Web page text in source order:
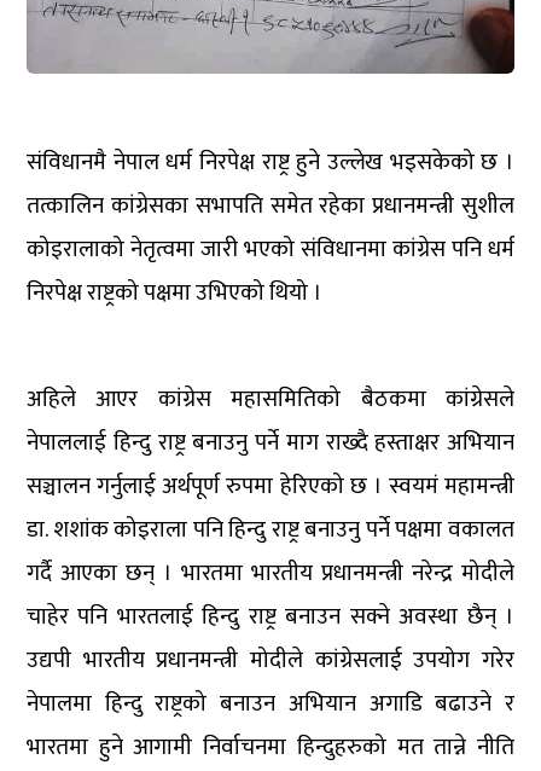
संविधानमै नेपाल धर्म निरपेक्ष राष्ट्र हुने उल्लेख भइसकेको छ ।
तत्कालिन कांग्रेसका सभापति समेत रहेका प्रधानमन्त्री सुशील
कोइरालाको नेतृत्वमा जारी भएको संविधानमा कांग्रेस पनि धर्म
निरपेक्ष राष्ट्रको पक्षमा उभिएको थियो ।
अहिले आएर कांग्रेस महासमितिको बैठकमा कांग्रेसले
नेपाललाई हिन्दु राष्ट्र बनाउनु पर्ने माग राख्दै हस्ताक्षर अभियान
सञ्चालन गर्नुलाई अर्थपूर्ण रुपमा हेरिएको छ । स्वयमं महामन्त्री
डा. शशांक कोइराला पनि हिन्दु राष्ट्र बनाउनु पर्ने पक्षमा वकालत
गर्दै आएका छन् । भारतमा भारतीय प्रधानमन्त्री नरेन्द्र मोदीले
चाहेर पनि भारतलाई हिन्दु राष्ट्र बनाउन सक्ने अवस्था छैन् ।
उद्यपी भारतीय प्रधानमन्त्री मोदीले कांग्रेसलाई उपयोग गरेर
नेपालमा हिन्दु राष्ट्रको बनाउन अभियान अगाडि बढाउने र
भारतमा हुने आगामी निर्वाचनमा हिन्दुहरुको मत तान्ने नीति